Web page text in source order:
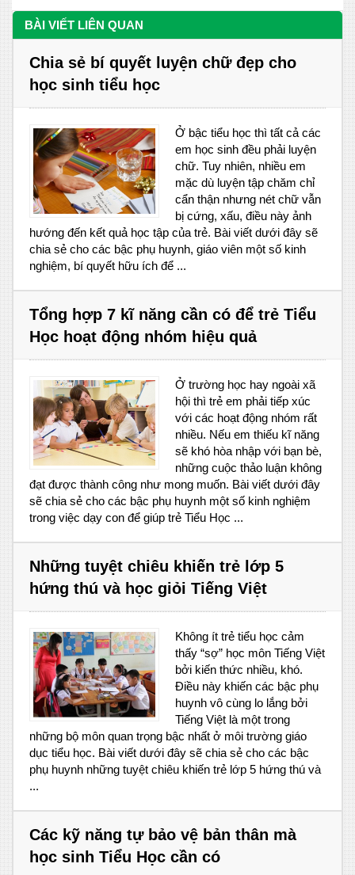
BÀI VIẾT LIÊN QUAN
Chia sẻ bí quyết luyện chữ đẹp cho
học sinh tiểu học
Ở bậc tiểu học thì tất cả các
em học sinh đều phải luyện
chữ. Tuy nhiên, nhiều em
mặc dù luyện tập chăm chỉ
cẩn thận nhưng nét chữ vẫn
bị cứng, xấu, điều này ảnh
hướng đến kết quả học tập của trẻ. Bài viết dưới đây sẽ
chia sẻ cho các bậc phụ huynh, giáo viên một số kinh
nghiệm, bí quyết hữu ích để ...
Tổng hợp 7 kĩ năng cần có để trẻ Tiểu
Học hoạt động nhóm hiệu quả
Ở trường học hay ngoài xã
hội thì trẻ em phải tiếp xúc
với các hoạt động nhóm rất
nhiều. Nếu em thiếu kĩ năng
sẽ khó hòa nhập với bạn bè,
những cuộc thảo luận không
đạt được thành công như mong muốn. Bài viết dưới đây
sẽ chia sẻ cho các bậc phụ huynh một số kinh nghiệm
trong việc dạy con để giúp trẻ Tiểu Học ...
Những tuyệt chiêu khiến trẻ lớp 5
hứng thú và học giỏi Tiếng Việt
Không ít trẻ tiểu học cảm
thấy “sợ” học môn Tiếng Việt
bởi kiến thức nhiều, khó.
Điều này khiến các bậc phụ
huynh vô cùng lo lắng bởi
Tiếng Việt là một trong
những bộ môn quan trọng bậc nhất ở môi trường giáo
dục tiểu học. Bài viết dưới đây sẽ chia sẻ cho các bậc
phụ huynh những tuyệt chiêu khiến trẻ lớp 5 hứng thú và
...
Các kỹ năng tự bảo vệ bản thân mà
học sinh Tiểu Học cần có